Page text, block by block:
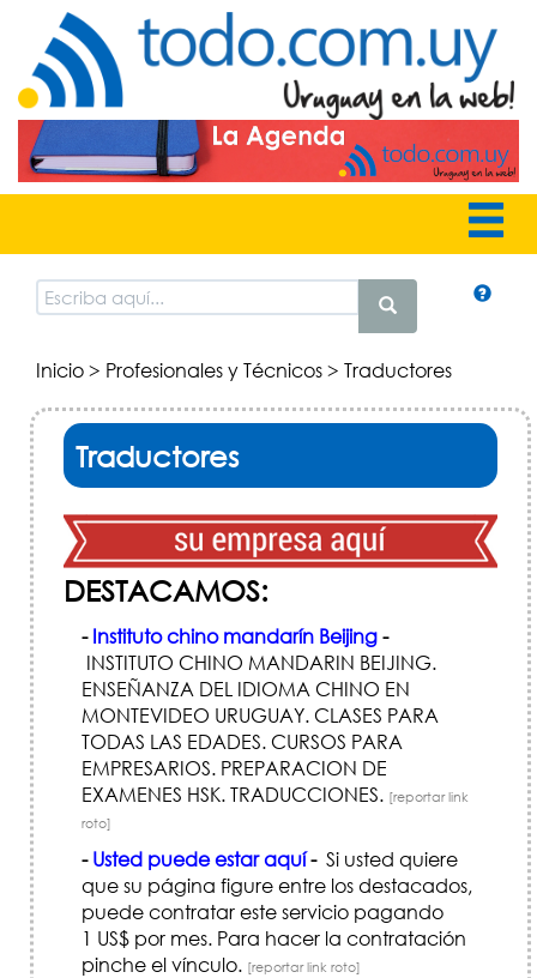
Inicio> Profesionales y Técnicos> Traductores
Traductores
DESTACAMOS:
- Instituto chino mandarín Beijing-
INSTITUTO CHINO MANDARIN BEIJING.
ENSEÑANZA DEL IDIOMA CHINO EN
MONTEVIDEO URUGUAY. CLASES PARA
TODAS LAS EDADES. CURSOS PARA
EMPRESARIOS. PREPARACION DE
EXAMENES HSK. TRADUCCIONES. [reportar link
roto]
- Usted puede estar aquí-Si usted quiere
que su página figure entre los destacados,
puede contratar este servicio pagando
1 US$ por mes. Para hacer la contratación
pinche el vínculo. [reportar link roto]